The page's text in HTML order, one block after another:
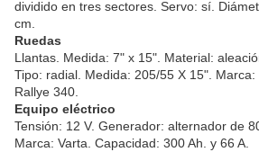
dividido en tres sectores. Servo: sí.
cm.
Ruedas
Llantas. Medida: 7" x 15". Material:
Tipo: radial. Medida: 205/55 X 15".
Rallye 340.
Equipo eléctrico
Tensión: 12 V. Generador: alternador de
Marca: Varta. Capacidad: 300 Ah. y 66 A.